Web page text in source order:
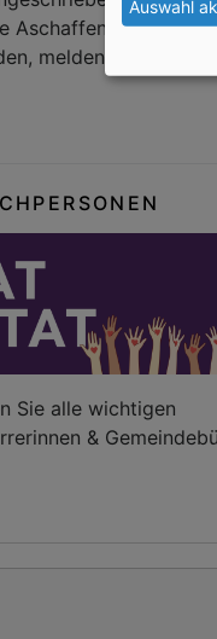
Aschaffenburg statt.
melden Sie sich
Sie alle wichtigen
&
Auswahl